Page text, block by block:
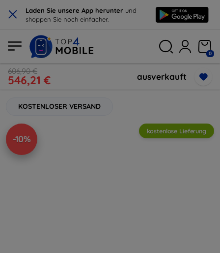
× Laden Sie unsere App herunter und
shoppen Sie noch einfacher.
0
606,90 €
546,21 € ausverkauft
KOSTENLOSER VERSAND
-10%
kostenlose Lieferung